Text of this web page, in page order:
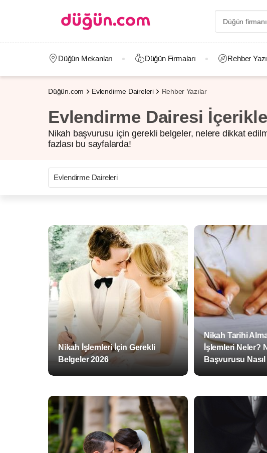
Düğün Mekanları Düğün Firmaları Rehber
Düğün.com Evlendirme Daireleri Rehber Yazılar
Evlendirme Dairesi
Nikah başvurusu için gerekli belgeler, nelere dikkat
fazlası bu sayfalarda!
Nikah İşlemleri İçin Gerekli
Belgeler 2026
Nikah Tarihi
İşlemleri Neler?
Başvurusu Nasıl